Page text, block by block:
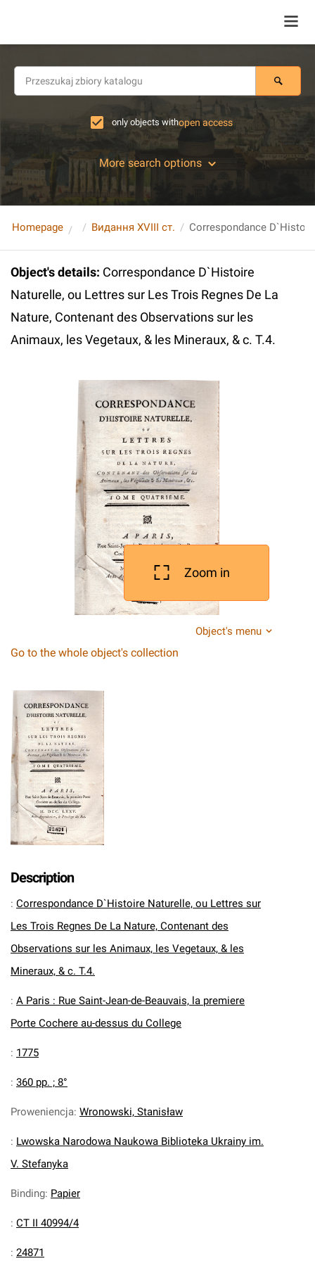
only objects withopen access
More search options
Homepage Видання XVIII ст.
Object's details: Correspondance D`Histoire
Naturelle, ou Lettres sur Les Trois Regnes De La
Nature, Contenant des Observations sur les
Animaux, les Vegetaux, & les Mineraux, & c. T.4.
Zoom in
Object's menu
Go to the whole object's collection
Description
: Correspondance D`Histoire Naturelle, ou Lettres sur
Les Trois Regnes De La Nature, Contenant des
Observations sur les Animaux, les Vegetaux, & les
Mineraux, & c. T.4.
: A Paris : Rue Saint-Jean-de-Beauvais, la premiere
Porte Cochere au-dessus du College
: 1775
: 360 pp. ; 8°
Proweniencja: Wronowski, Stanisław
: Lwowska Narodowa Naukowa Biblioteka Ukrainy im.
V. Stefanyka
Binding: Papier
: CT II 40994/4
: 24871